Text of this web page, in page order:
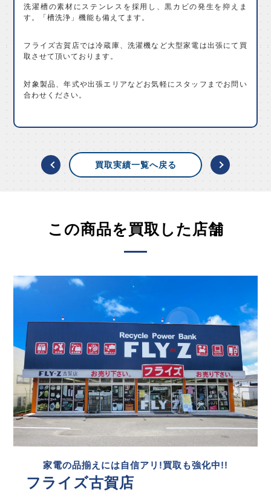
洗濯槽の素材にステンレスを採用し、黒カビの発生を抑えま
す。「槽洗浄」機能も備えてます。
フライズ古賀店では冷蔵庫、洗濯機など大型家電は出張にて買
取させて頂いております。
対象製品、年式や出張エリアなどお気軽にスタッフまでお問い
合わせください。
買取実績一覧へ戻る
この商品を買取した店舗
家電の品揃えには自信アリ!買取も強化中!!
フライズ古賀店